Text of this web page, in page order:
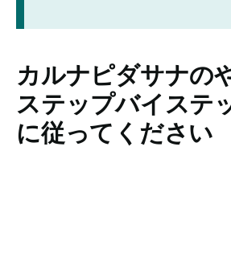
カルナピダサナの
ステップバイステ
に従ってください